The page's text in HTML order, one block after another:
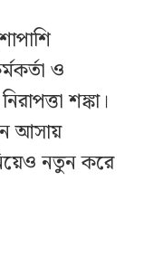
ও
শঙ্কা।
আসায়
নিয়েও নতুন করে